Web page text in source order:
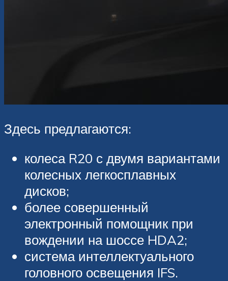
Здесь предлагаются:
колеса R20 с двумя вариантами
колесных легкосплавных
дисков;
более совершенный
электронный помощник при
вождении на шоссе HDA2;
система интеллектуального
головного освещения IFS.